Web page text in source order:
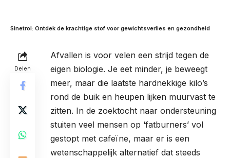
Sinetrol: Ontdek de krachtige stof voor gewichtsverlies en gezondheid
Delen
Afvallen is voor velen een strijd tegen de
eigen biologie. Je eet minder, je beweegt
meer, maar die laatste hardnekkige kilo’s
rond de buik en heupen lijken muurvast te
zitten. In de zoektocht naar ondersteuning
stuiten veel mensen op ‘fatburners’ vol
gestopt met cafeïne, maar er is een
wetenschappelijk alternatief dat steeds